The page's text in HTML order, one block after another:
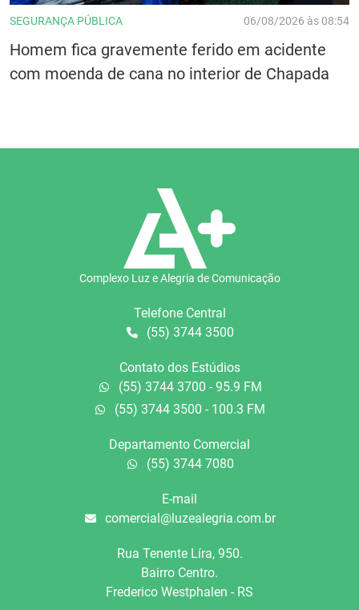
SEGURANÇA PÚBLICA 06/08/2026 às 08:54
Homem fica gravemente ferido em acidente
com moenda de cana no interior de Chapada
Complexo Luz e Alegria de Comunicação
Telefone Central
(55) 3744 3500
Contato dos Estúdios
(55) 3744 3700 - 95.9 FM
(55) 3744 3500 - 100.3 FM
Departamento Comercial
(55) 3744 7080
E-mail
comercial@luzealegria.com.br
Rua Tenente Líra, 950.
Bairro Centro.
Frederico Westphalen - RS